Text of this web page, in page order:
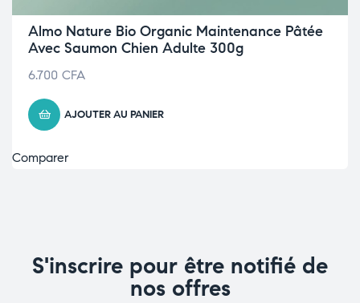
Almo Nature Bio Organic Maintenance Pâtée
Avec Saumon Chien Adulte 300g
6.700 CFA
AJOUTER AU PANIER
Comparer
S'inscrire pour être notifié de
nos offres